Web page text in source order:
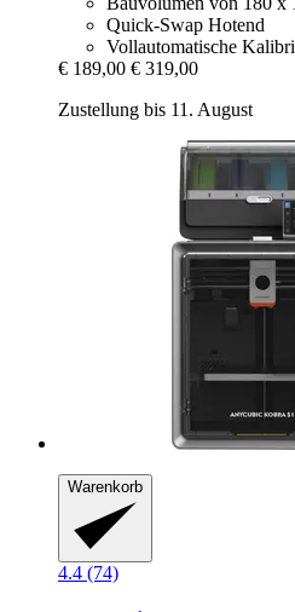
Quick-Swap Hotend
Vollautomatische
€ 189,00 € 319,00
Zustellung bis 11. August
Warenkorb
4.4 (74)